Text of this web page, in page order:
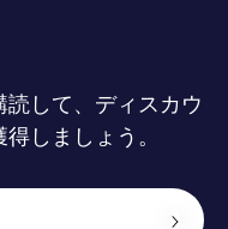
して、ディスカウ
しましょう。